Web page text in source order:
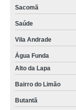
Sacomã
Saúde
Vila Andrade
Água Funda
Alto da Lapa
Bairro do Limão
Butantã